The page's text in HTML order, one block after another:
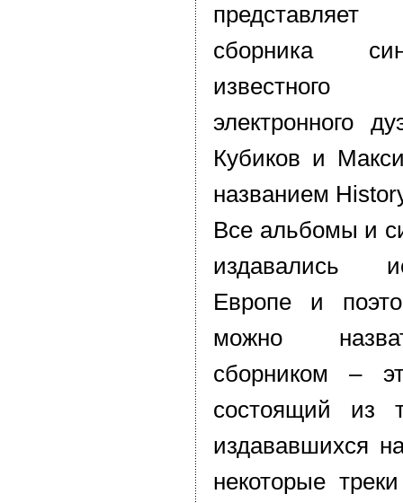
сборника
электронного
Кубиков и
названием
Все альбомы и
издавались
Европе и
можно
сборником –
состоящий из
издававшихся
некоторые